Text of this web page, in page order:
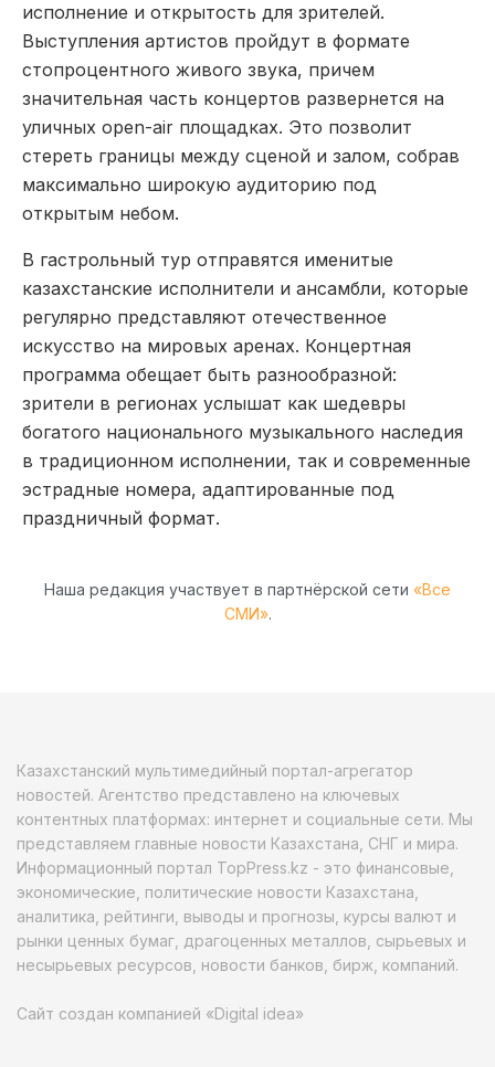
исполнение и открытость для зрителей.
Выступления артистов пройдут в формате
стопроцентного живого звука, причем
значительная часть концертов развернется на
уличных open-air площадках. Это позволит
стереть границы между сценой и залом, собрав
максимально широкую аудиторию под
открытым небом.
В гастрольный тур отправятся именитые
казахстанские исполнители и ансамбли, которые
регулярно представляют отечественное
искусство на мировых аренах. Концертная
программа обещает быть разнообразной:
зрители в регионах услышат как шедевры
богатого национального музыкального наследия
в традиционном исполнении, так и современные
эстрадные номера, адаптированные под
праздничный формат.
Наша редакция участвует в партнёрской сети «Все
СМИ».
Казахстанский мультимедийный портал-агрегатор
новостей. Агентство представлено на ключевых
контентных платформах: интернет и социальные сети. Мы
представляем главные новости Казахстана, СНГ и мира.
Информационный портал TopPress.kz - это финансовые,
экономические, политические новости Казахстана,
аналитика, рейтинги, выводы и прогнозы, курсы валют и
рынки ценных бумаг, драгоценных металлов, сырьевых и
несырьевых ресурсов, новости банков, бирж, компаний.
Сайт создан компанией «Digital idea»